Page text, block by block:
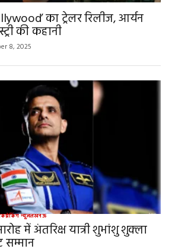
का ट्रेलर रिलीज, आर्यन
की कहानी
8, 2025
ब्रेकिंग न्यूज़लखनऊ
में अंतरिक्ष यात्री शुभांशु शुक्ला
सम्मान